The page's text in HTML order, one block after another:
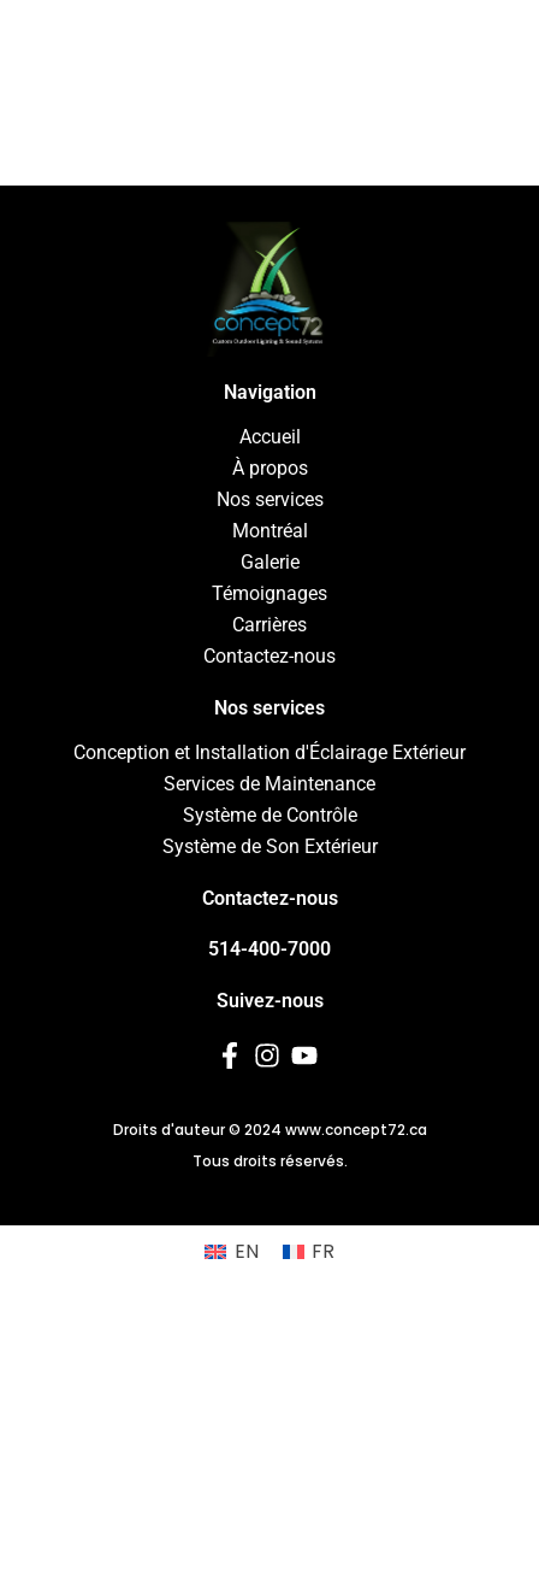
Navigation
Accueil
À propos
Nos services
Montréal
Galerie
Témoignages
Carrières
Contactez-nous
Nos services
Conception et Installation d'Éclairage Extérieur
Services de Maintenance
Système de Contrôle
Système de Son Extérieur
Contactez-nous
514-400-7000
Suivez-nous
a
c
b
o
-
f
n
s
a
g
m
o
u
u
b
Droits d'auteur © 2024 www.concept72.ca
Tous droits réservés.
EN FR